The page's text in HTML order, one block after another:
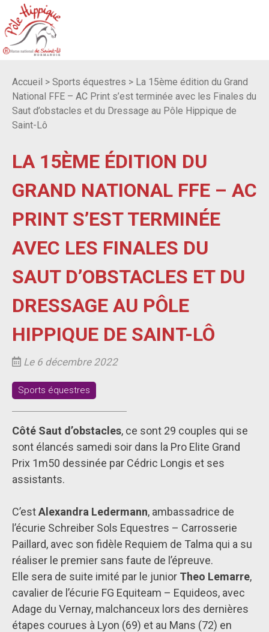
Accueil > Sports équestres > La 15ème édition du Grand
National FFE – AC Print s’est terminée avec les Finales du
Saut d’obstacles et du Dressage au Pôle Hippique de
Saint-Lô
LA 15ÈME ÉDITION DU
GRAND NATIONAL FFE – AC
PRINT S’EST TERMINÉE
AVEC LES FINALES DU
SAUT D’OBSTACLES ET DU
DRESSAGE AU PÔLE
HIPPIQUE DE SAINT-LÔ
Le 6 décembre 2022
Sports équestres
Côté Saut d’obstacles, ce sont 29 couples qui se
sont élancés samedi soir dans la Pro Elite Grand
Prix 1m50 dessinée par Cédric Longis et ses
assistants.
C’estAlexandra Ledermann, ambassadrice de
l’écurie Schreiber Sols Equestres – Carrosserie
Paillard, avec son fidèle Requiem de Talma qui a su
réaliser le premier sans faute de l’épreuve.
Elle sera de suite imité par le junior Theo Lemarre,
cavalier de l’écurie FG Equiteam – Equideos, avec
Adage du Vernay, malchanceux lors des dernières
étapes courues à Lyon (69) et au Mans (72) en